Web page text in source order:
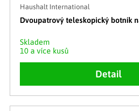
Haushalt International
Dvoupatrový teleskopický botník
Skladem
10 a více kusů
Detail